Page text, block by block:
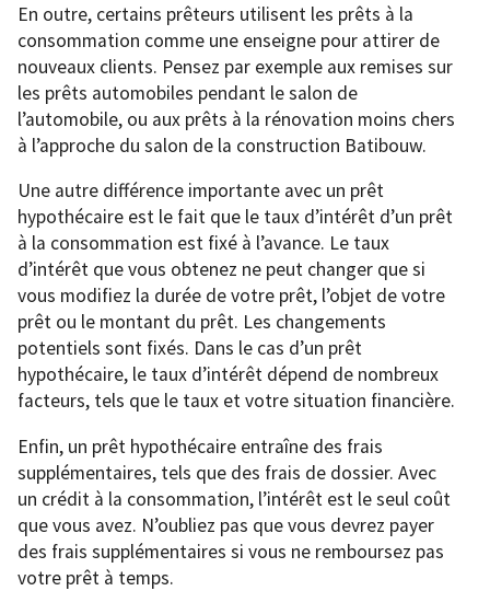
En outre, certains prêteurs utilisent les prêts à la
consommation comme une enseigne pour attirer de
nouveaux clients. Pensez par exemple aux remises sur
les prêts automobiles pendant le salon de
l’automobile, ou aux prêts à la rénovation moins chers
à l’approche du salon de la construction Batibouw.
Une autre différence importante avec un prêt
hypothécaire est le fait que le taux d’intérêt d’un prêt
à la consommation est fixé à l’avance. Le taux
d’intérêt que vous obtenez ne peut changer que si
vous modifiez la durée de votre prêt, l’objet de votre
prêt ou le montant du prêt. Les changements
potentiels sont fixés. Dans le cas d’un prêt
hypothécaire, le taux d’intérêt dépend de nombreux
facteurs, tels que le taux et votre situation financière.
Enfin, un prêt hypothécaire entraîne des frais
supplémentaires, tels que des frais de dossier. Avec
un crédit à la consommation, l’intérêt est le seul coût
que vous avez. N’oubliez pas que vous devrez payer
des frais supplémentaires si vous ne remboursez pas
votre prêt à temps.